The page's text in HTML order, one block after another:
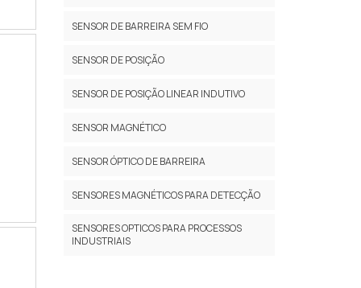
SENSOR DE BARREIRA SEM FIO
SENSOR DE POSIÇÃO
SENSOR DE POSIÇÃO LINEAR INDUTIVO
SENSOR MAGNÉTICO
SENSOR ÓPTICO DE BARREIRA
SENSORES MAGNÉTICOS PARA DETECÇÃO
SENSORES OPTICOS PARA PROCESSOS
INDUSTRIAIS